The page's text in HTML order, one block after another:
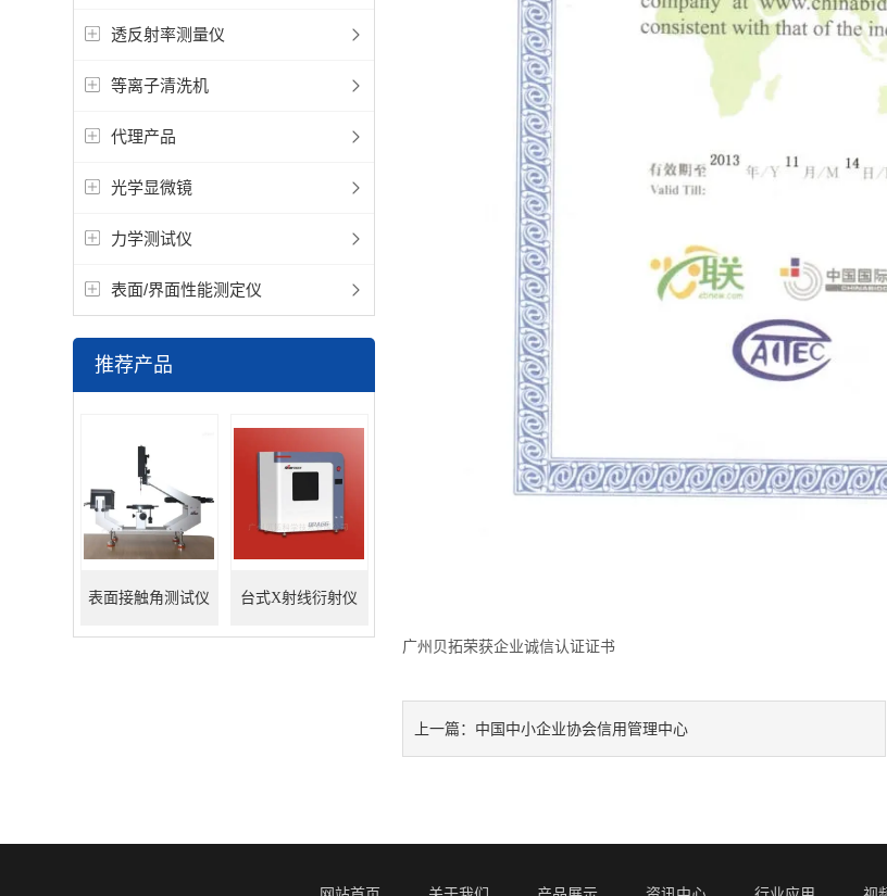
透反射率测量仪
等离子清洗机
代理产品
光学显微镜
力学测试仪
表面/界面性能测定仪
推荐产品
表面接触角测试仪 台式X射线衍射仪
广州贝拓荣获企业诚信认证证书
上一篇： 中国中小企业协会信用管理中心